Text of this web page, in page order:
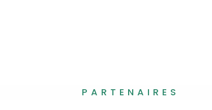
PARTENAIRES